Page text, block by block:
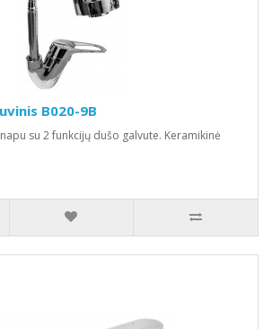
B020-9B
su 2 funkcijų dušo galvute. Keramikinė